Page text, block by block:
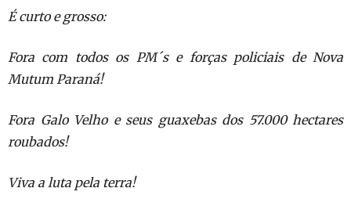
É curto e grosso:
Fora com todos os PM´s e forças policiais de Nova
Mutum Paraná!
Fora Galo Velho e seus guaxebas dos 57.000 hectares
roubados!
Viva a luta pela terra!